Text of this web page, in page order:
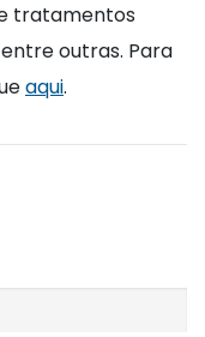
tratamentos
outras. Para
aqui.